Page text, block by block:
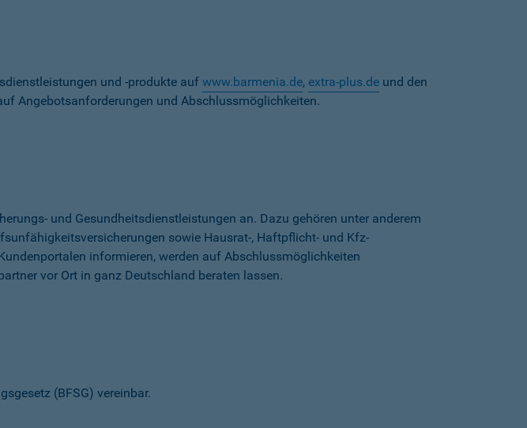
und -produkte auf www.barmenia.de, extra-plus.de und den
Angebotsanforderungen und Abschlussmöglichkeiten.
und Gesundheitsdienstleistungen an. Dazu gehören unter anderem
sowie Hausrat-, Haftpflicht- und Kfz-
informieren, werden auf Abschlussmöglichkeiten
vor Ort in ganz Deutschland beraten lassen.
(BFSG) vereinbar.